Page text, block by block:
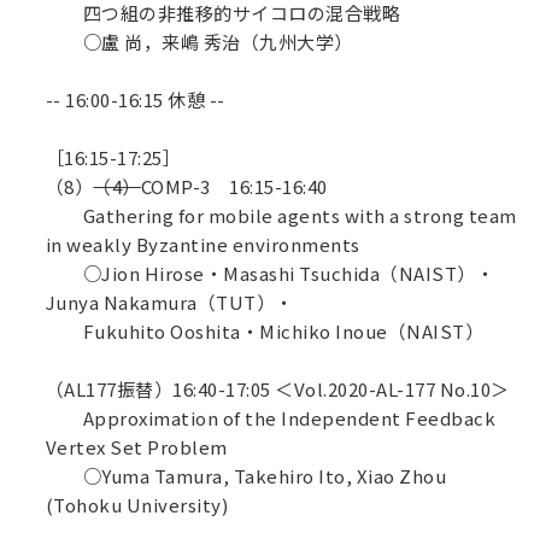
四つ組の非推移的サイコロの混合戦略
○盧 尚，来嶋 秀治（九州大学）
-- 16:00-16:15 休憩 --
［16:15-17:25］
（8）（4）COMP-3 16:15-16:40
Gathering for mobile agents with a strong team
in weakly Byzantine environments
○Jion Hirose・Masashi Tsuchida（NAIST）・
Junya Nakamura（TUT）・
Fukuhito Ooshita・Michiko Inoue（NAIST）
（AL177振替）16:40-17:05 ＜Vol.2020-AL-177 No.10＞
Approximation of the Independent Feedback
Vertex Set Problem
○Yuma Tamura, Takehiro Ito, Xiao Zhou
(Tohoku University)